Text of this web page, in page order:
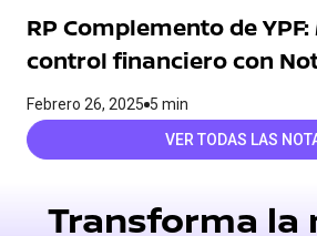
RP Complemento de
control financiero con
Febrero 26, 2025 5 min
VER TODAS LAS
Transforma la